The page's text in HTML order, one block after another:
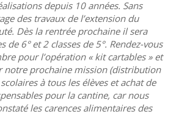
depuis 10 années. Sans
des travaux de l’extension du
Dès la rentrée prochaine il sera
de 6° et 2 classes de 5°. Rendez-vous
pour l’opération « kit cartables » et
notre prochaine mission (distribution
à tous les élèves et achat de
pour la cantine, car nous
les carences alimentaires des